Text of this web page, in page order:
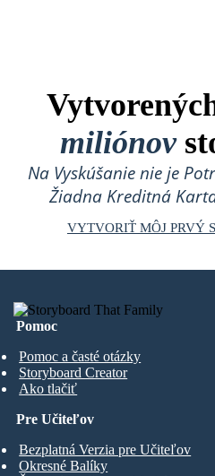
miliónov
Na Vyskúšanie nie je
Žiadna Kreditná
VYTVORIŤ MÔJ PRVÝ
Pomoc
Pomoc a časté otázky
Storyboard Creator
Ako tlačiť
Pre Učiteľov
Bezplatná Verzia pre Učiteľov
Okresné Balíky